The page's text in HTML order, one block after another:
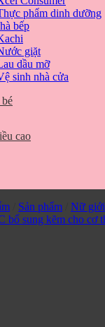
phẩm dinh dưỡng
bếp
giặt
dầu mỡ
sinh nhà cửa
cao
Sản phẩm Nữ giới